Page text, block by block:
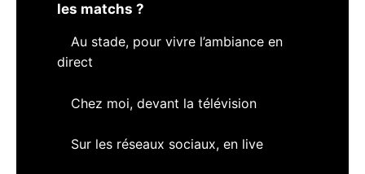
les matchs ?
Au stade, pour vivre l’ambiance en
direct
Chez moi, devant la télévision
Sur les réseaux sociaux, en live